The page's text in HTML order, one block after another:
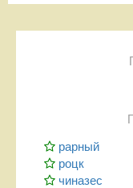
рарный
роцк
чиназес